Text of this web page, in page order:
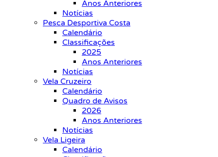
Anos Anteriores
Notícias
Pesca Desportiva Costa
Calendário
Classificações
2025
Anos Anteriores
Notícias
Vela Cruzeiro
Calendário
Quadro de Avisos
2026
Anos Anteriores
Notícias
Vela Ligeira
Calendário